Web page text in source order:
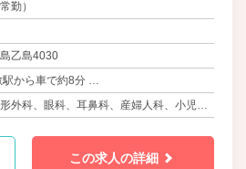
少人数で共同生活を送るグループホ
問」「泊まり」のサービスを組み合
わせて２４時間３６５日ご利用して
いただける小規模多機能型居宅介護
事業所もございます。
勤）
乙島4030
から車で約8分
ーバーアイランド線 押上 徒歩6分
外科、眼科、耳鼻科、産婦人科、小児
この求人の詳細